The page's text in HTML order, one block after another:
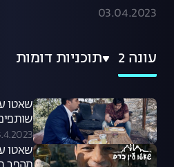
03.04.2023
עונה 2 תוכניות דומות